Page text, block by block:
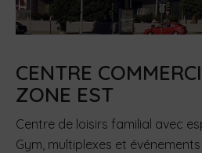
CENTRE
ZONE EST
Centre de loisirs familial avec
Gym, multiplexes et